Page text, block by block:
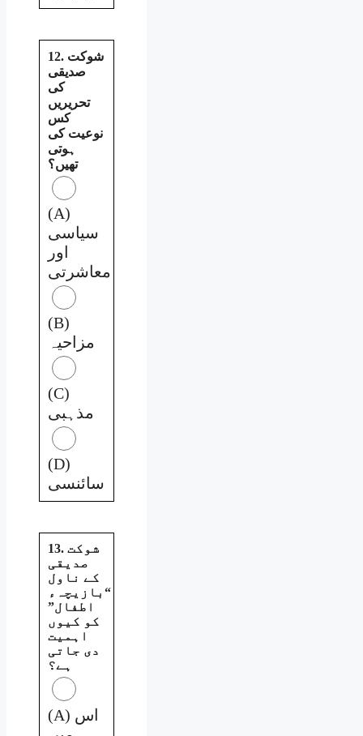
12. شوکت
صدیقی
کی
تحریریں
کس
نوعیت کی
ہوتی
تھیں؟
(A)
سیاسی
اور
معاشرتی
(B)
مزاحیہ
(C)
مذہبی
(D)
سائنسی
13. شوکت
صدیقی
کے ناول
“بازیچہء
اطفال”
کو کیوں
اہمیت
دی جاتی
ہے؟
(A) اس